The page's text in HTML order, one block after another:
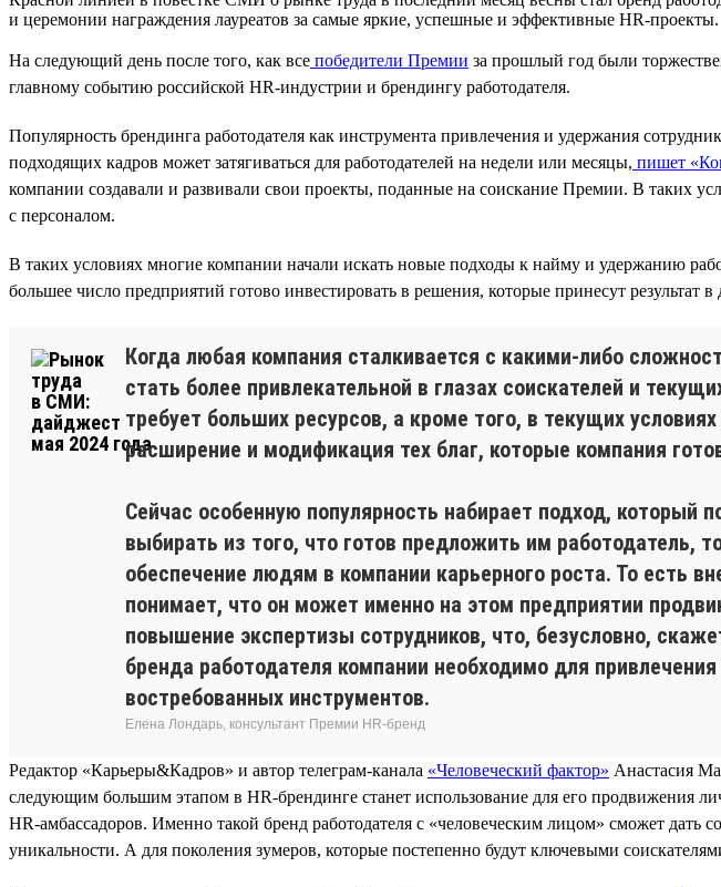
и церемонии награждения лауреатов за самые яркие, успешные и эффективные HR-проекты.
На следующий день после того, как все победители Премии за прошлый год были
главному событию российской HR-индустрии и брендингу работодателя.
Популярность брендинга работодателя как инструмента привлечения и удержания
подходящих кадров может затягиваться для работодателей на недели или месяцы, пишет
компании создавали и развивали свои проекты, поданные на соискание Премии. В таких
с персоналом.
В таких условиях многие компании начали искать новые подходы к найму и удержанию
большее число предприятий готово инвестировать в решения, которые принесут
Когда любая компания сталкивается с какими-либо
стать более привлекательной в глазах соискателей и
требует больших ресурсов, а кроме того, в текущих
расширение и модификация тех благ, которые компания
Сейчас особенную популярность набирает подход, который
выбирать из того, что готов предложить им
обеспечение людям в компании карьерного роста. То есть
понимает, что он может именно на этом предприятии
повышение экспертизы сотрудников, что, безусловно,
бренда работодателя компании необходимо для
востребованных инструментов.
Елена Лондарь, консультант Премии HR-бренд
Редактор «Карьеры&Кадров» и автор телеграм-канала «Человеческий фактор» Анастасия
следующим большим этапом в HR-брендинге станет использование для его продвижения
HR-амбассадоров. Именно такой бренд работодателя с «человеческим лицом» сможет дать
уникальности. А для поколения зумеров, которые постепенно будут ключевыми